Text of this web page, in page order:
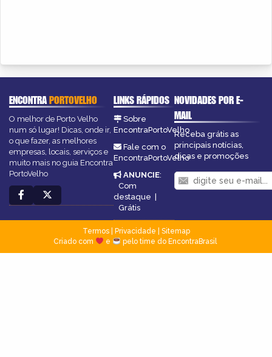
ENCONTRAPORTOVELHO
O melhor de Porto Velho
num só lugar! Dicas, onde ir,
o que fazer, as melhores
empresas, locais, serviços e
muito mais no guia Encontra
PortoVelho
LINKS RÁPIDOS
Sobre
EncontraPortoVelho
Fale com o
EncontraPortoVelho
ANUNCIE:
Com
destaque |
Grátis
NOVIDADES POR E-
MAIL
Receba grátis as
principais notícias,
dicas e promoções
Termos| Privacidade
Sitemap
Criado com
e pelo time do EncontraBrasil